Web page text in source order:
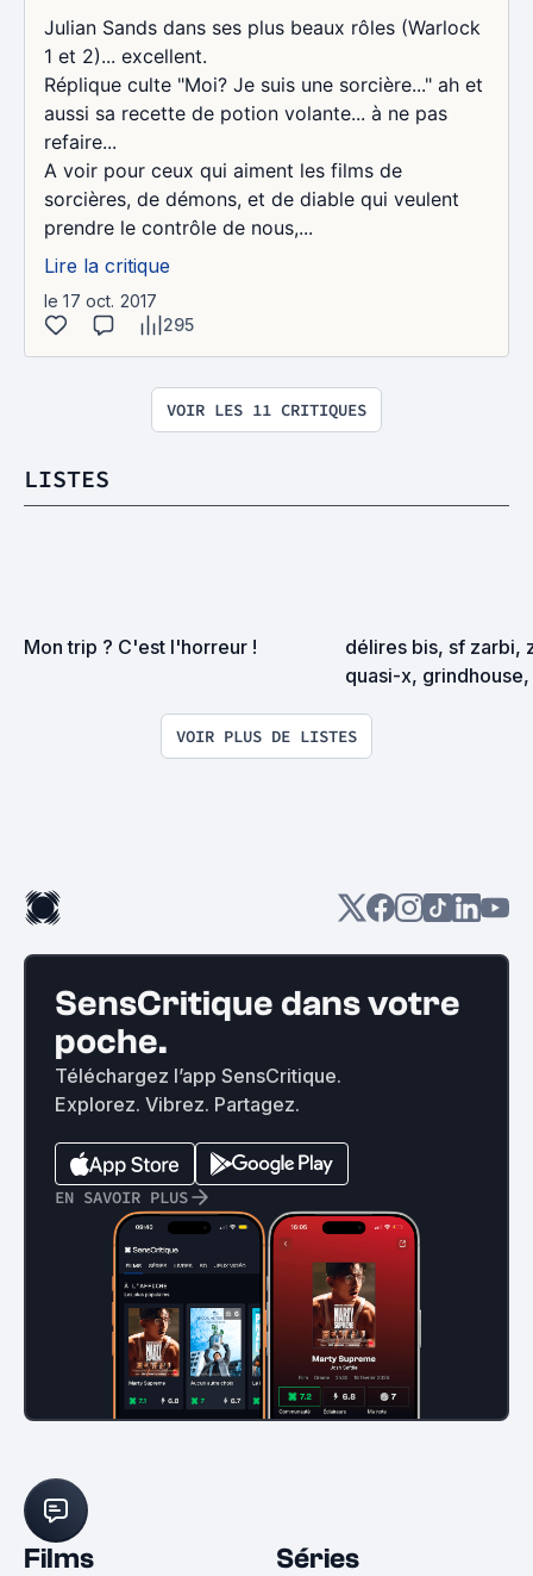
Julian Sands dans ses plus beaux rôles (Warlock
1 et 2)... excellent.
Réplique culte "Moi? Je suis une sorcière..." ah et
aussi sa recette de potion volante... à ne pas
refaire...
A voir pour ceux qui aiment les films de
sorcières, de démons, et de diable qui veulent
prendre le contrôle de nous,...
Lire la critique
le 17 oct. 2017
295
VOIR LES 11 CRITIQUES
LISTES
Mon trip ? C'est l'horreur !
délires bis, sf zarbi,
quasi-x,
VOIR PLUS DE LISTES
SensCritique dans votre
poche.
Téléchargez l’app SensCritique.
Explorez. Vibrez. Partagez.
EN SAVOIR PLUS
Films Séries